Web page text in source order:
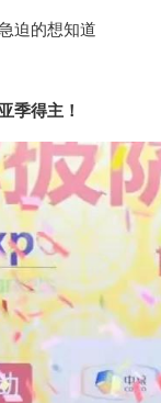
迫的想知道
季得主！